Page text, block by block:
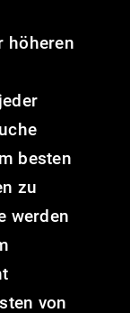
höheren
besten
zu
werden
von